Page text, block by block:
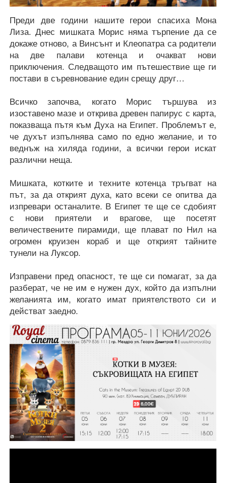
Преди две години нашите герои спасиха Мона
Лиза. Днес мишката Морис няма търпение да се
докаже отново, а Винсънт и Клеопатра са родители
на две палави котенца и очакват нови
приключения. Следващото им пътешествие ще ги
постави в съревнование един срещу друг…
Всичко започва, когато Морис тършува из
изоставено мазе и открива древен папирус с карта,
показваща пътя към Духа на Египет. Проблемът е,
че духът изпълнява само по едно желание, и то
веднъж на хиляда години, а всички герои искат
различни неща.
Мишката, котките и техните котенца тръгват на
път, за да открият духа, като всеки се опитва да
изпревари останалите. В Египет те ще се сдобият
с нови приятели и врагове, ще посетят
величествените пирамиди, ще плават по Нил на
огромен круизен кораб и ще открият тайните
тунели на Луксор.
Изправени пред опасност, те ще си помагат, за да
разберат, че не им е нужен дух, който да изпълни
желанията им, когато имат приятелството си и
действат заедно.